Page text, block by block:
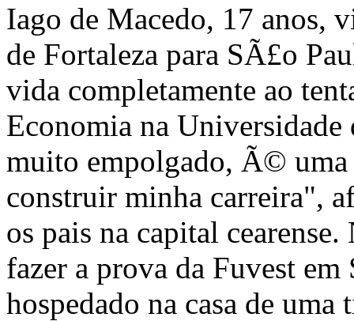
Iago de Macedo, 17 anos,
de Fortaleza para SÃ£o
vida completamente ao
Economia na
muito empolgado, Ã© uma
construir minha carreira",
os pais na capital
fazer a prova da Fuvest
hospedado na casa de uma